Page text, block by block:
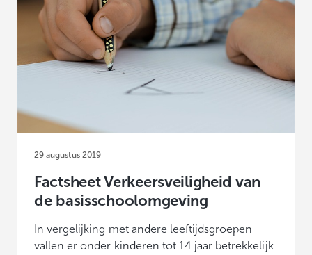
29 augustus 2019
Factsheet Verkeersveiligheid van
de basisschoolomgeving
In vergelijking met andere leeftijdsgroepen
vallen er onder kinderen tot 14 jaar betrekkelijk